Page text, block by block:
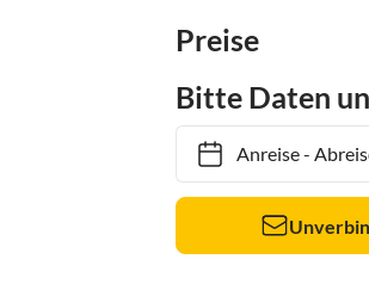
Preise
Bitte Daten
Anreise- Abreise